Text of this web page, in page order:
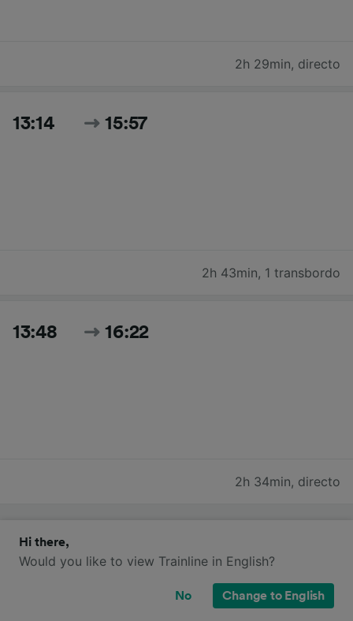
2h 29min, directo
13:14 15:57
2h 43min, 1 transbordo
13:48 16:22
2h 34min, directo
Hi there,
Would you like to view Trainline in English?
No Change to English